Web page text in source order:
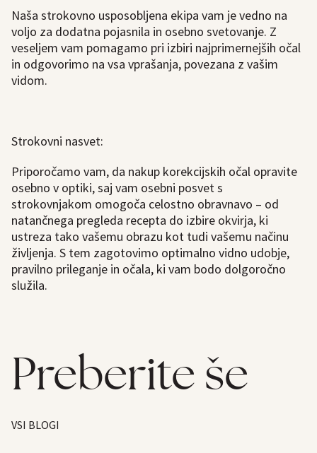
Naša strokovno usposobljena ekipa vam je vedno na
voljo za dodatna pojasnila in osebno svetovanje. Z
veseljem vam pomagamo pri izbiri najprimernejših očal
in odgovorimo na vsa vprašanja, povezana z vašim
vidom.
Strokovni nasvet:
Priporočamo vam, da nakup korekcijskih očal opravite
osebno v optiki, saj vam osebni posvet s
strokovnjakom omogoča celostno obravnavo – od
natančnega pregleda recepta do izbire okvirja, ki
ustreza tako vašemu obrazu kot tudi vašemu načinu
življenja. S tem zagotovimo optimalno vidno udobje,
pravilno prileganje in očala, ki vam bodo dolgoročno
služila.
Preberite še
VSI BLOGI